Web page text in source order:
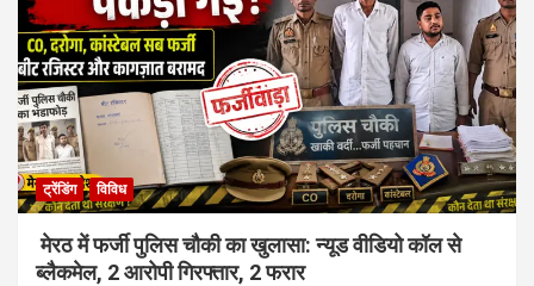
ट्रेंडिंग विविध
मेरठ में फर्जी पुलिस चौकी का खुलासा: न्यूड वीडियो कॉल से
ब्लैकमेल, 2 आरोपी गिरफ्तार, 2 फरार